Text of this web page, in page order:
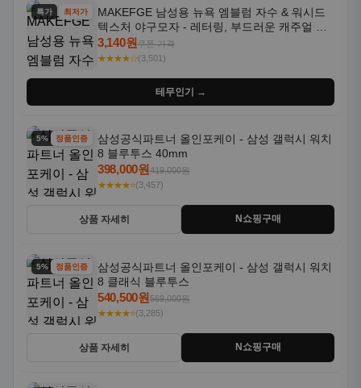
특가 최저가
MAKEFGE 남성용 뉴욕 엠블럼 자수 & 워시드
텍스처 야구모자 - 레터링, 부드러운 캐주얼 모
자, NYC 스타일
3,140원쿠폰 가격
★★★★☆(3,501)
테무인기 →
5% 할인정품인증
삼성공식파트너 올인포케이 - 삼성 갤럭시 워치
8 블루투스 40mm
398,000원419,000원
★★★★⭐(3,457)
상품 자세히 N쇼핑구매
5% 할인정품인증
삼성공식파트너 올인포케이 - 삼성 갤럭시 워치
8 클래식 블루투스
540,500원569,000원
★★★★⭐(3,285)
상품 자세히 N쇼핑구매